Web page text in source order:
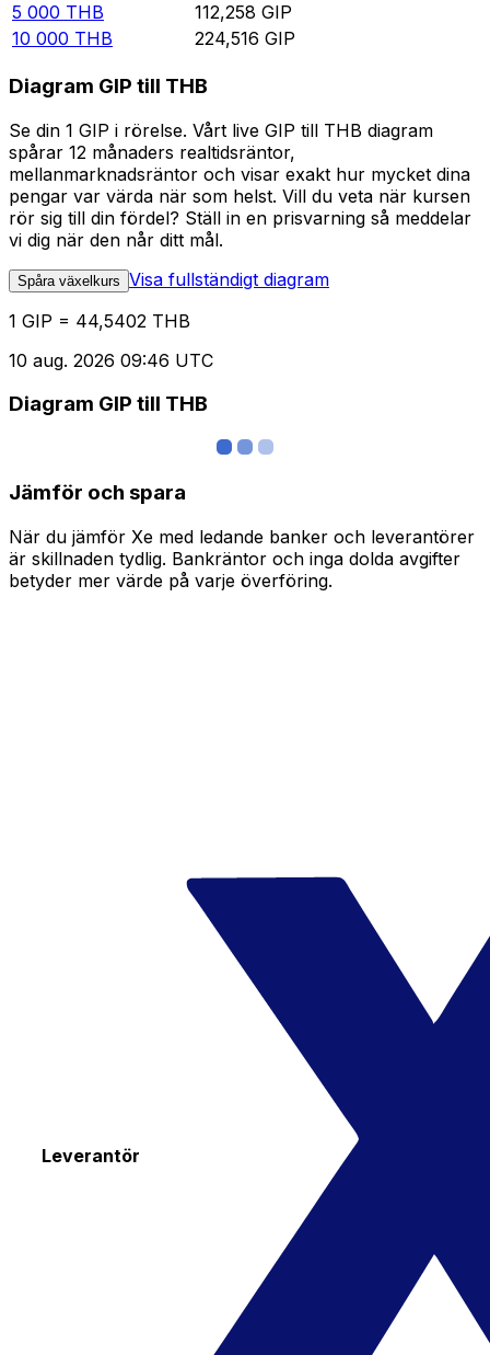
5 000 THB 112,258 GIP
10 000 THB 224,516 GIP
Diagram GIP till THB
Se din 1 GIP i rörelse. Vårt live GIP till THB diagram
spårar 12 månaders realtidsräntor,
mellanmarknadsräntor och visar exakt hur mycket dina
pengar var värda när som helst. Vill du veta när kursen
rör sig till din fördel? Ställ in en prisvarning så meddelar
vi dig när den når ditt mål.
Spåra växelkurs Visa fullständigt diagram
1 GIP = 44,5402 THB
10 aug. 2026 09:46 UTC
Diagram GIP till THB
Jämför och spara
När du jämför Xe med ledande banker och leverantörer
är skillnaden tydlig. Bankräntor och inga dolda avgifter
betyder mer värde på varje överföring.
Leverantör